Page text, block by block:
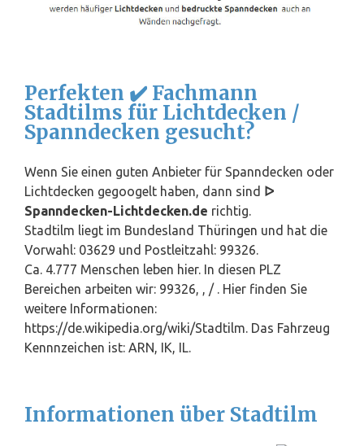
Perfekten ✔️ Fachmann
Stadtilms für Lichtdecken /
Spanndecken gesucht?
Wenn Sie einen guten Anbieter für Spanndecken oder
Lichtdecken gegoogelt haben, dann sind ᐅ
Spanndecken-Lichtdecken.de richtig.
Stadtilm liegt im Bundesland Thüringen und hat die
Vorwahl: 03629 und Postleitzahl: 99326.
Ca. 4.777 Menschen leben hier. In diesen PLZ
Bereichen arbeiten wir: 99326, , / . Hier finden Sie
weitere Informationen:
https://de.wikipedia.org/wiki/Stadtilm. Das Fahrzeug
Kennnzeichen ist: ARN, IK, IL.
Informationen über Stadtilm